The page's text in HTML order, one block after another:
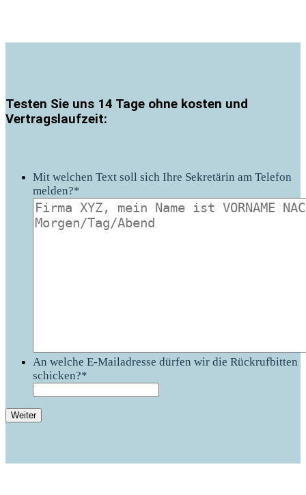
Testen Sie uns 14 Tage ohne kosten und
Vertragslaufzeit:
Mit welchen Text soll sich Ihre Sekretärin am Telefon
melden?*
An welche E-Mailadresse dürfen wir die Rückrufbitten
schicken?*